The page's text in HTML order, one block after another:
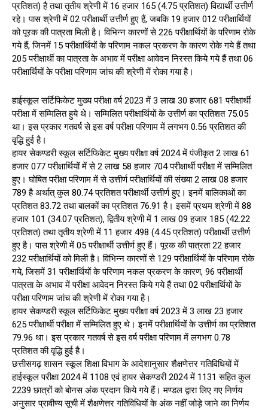
प्रतिशत) है तथा तृतीय श्रेणी में 16 हजार 165 (4.75 प्रतिशत) विद्यार्थी उत्तीर्ण
रहे। पास श्रेणी में 02 परीक्षार्थी उत्तीर्ण हुए हैं, जबकि 19 हजार 012 परीक्षार्थियों
को पूरक की पात्रता मिली है। विभिन्न कारणों से 226 परीक्षार्थियों के परिणाम रोके
गये हैं, जिनमें 15 परीक्षार्थियों के परिणाम नकल प्रकरण के कारण रोके गये हैं तथा
205 परीक्षार्थी का पात्रता के अभाव में परीक्षा आवेदन निरस्त किये गये हैं तथा 06
परीक्षार्थियों के परीक्षा परिणाम जांच की श्रेणी में रोका गया है।
हाईस्कूल सर्टिफिकेट मुख्य परीक्षा वर्ष 2023 में 3 लाख 30 हजार 681 परीक्षार्थी
परीक्षा में सम्मिलित हुये थे। सम्मिलित परीक्षार्थियों के उत्तीर्ण का प्रतिशत 75.05
था। इस प्रकार गतवर्ष से इस वर्ष परीक्षा परिणाम में लगभग 0.56 प्रतिशत की
वृद्धि हुई है।
हायर सेकण्डरी स्कूल सर्टिफिकेट मुख्य परीक्षा वर्ष 2024 में पंजीकृत 2 लाख 61
हजार 077 परीक्षार्थियों में से 2 लाख 58 हजार 704 परीक्षार्थी परीक्षा में सम्मिलित
हुए। घोषित परीक्षा परिणाम में से उत्तीर्ण परीक्षार्थियों की संख्या 2 लाख 08 हजार
789 है अर्थात् कुल 80.74 प्रतिशत परीक्षार्थी उत्तीर्ण हुए। इनमें बालिकाओं का
प्रतिशत 83.72 तथा बालकों का प्रतिशत 76.91 है। इसमें प्रथम श्रेणी में 88
हजार 101 (34.07 प्रतिशत), द्वितीय श्रेणी में 1 लाख 09 हजार 185 (42.22
प्रतिशत) तथा तृतीय श्रेणी में 11 हजार 498 (4.45 प्रतिशत) परीक्षार्थी उत्तीर्ण
हुए है। पास श्रेणी में 05 परीक्षार्थी उत्तीर्ण हुए हैं। पूरक की पात्रता 22 हजार
232 परीक्षार्थियों को मिली है। विभिन्न कारणों से 129 परीक्षार्थियों के परिणाम रोके
गये, जिसमें 31 परीक्षार्थियों के परिणाम नकल प्रकरण के कारण, 96 परीक्षार्थी
पात्रता के अभाव में परीक्षा आवेदन निरस्त किये गये हैं तथा 02 परीक्षार्थियों के
परीक्षा परिणाम जांच की श्रेणी में रोका गया है।
हायर सेकण्डरी स्कूल सर्टिफिकेट मुख्य परीक्षा वर्ष 2023 में 3 लाख 23 हजार
625 परीक्षार्थी परीक्षा में सम्मिलित हुए थे। इनमें परीक्षार्थियों के उत्तीर्ण का प्रतिशत
79.96 था। इस प्रकार गतवर्ष से इस वर्ष परीक्षा परिणाम में लगभग 0.78
प्रतिशत की वृद्धि हुई है।
छत्तीसगढ़ शासन स्कूल शिक्षा विभाग के आदेशानुसार शैक्षणेत्तर गतिविधियों में
हाईस्कूल परीक्षा 2024 में 1108 एवं हायर सेकण्डरी 2024 में 1131 सहित कुल
2239 छात्रों को बोनस अंक प्रदान किये गये हैं। मण्डल द्वारा लिए गए निर्णय
अनुसार प्रावीण्य सूची में शैक्षणेत्तर गतिविधियों के अंक नहीं जोड़े जाने का निर्णय